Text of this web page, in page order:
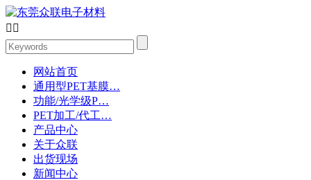
 
网站首页
通用型PET基膜…
功能/光学级P…
PET加工/代工…
产品中心
关于众联
出货现场
新闻中心